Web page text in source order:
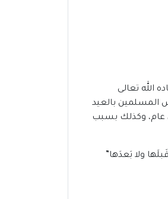
الله تعالى
المسلمين بالعيد
عام، وكذلك بسبب
ولا بَعدَها”